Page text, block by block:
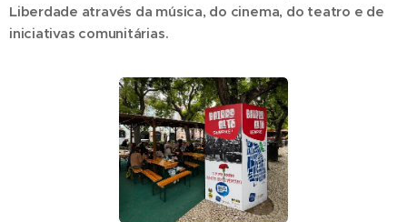
Liberdade através da música, do cinema, do teatro e de
iniciativas comunitárias.